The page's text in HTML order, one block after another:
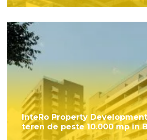
InteRo Property
teren de peste 10.000 mp în